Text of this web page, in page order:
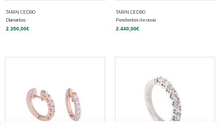
TARIN CEDRO
Diamantes
2.350,00€
TARIN CEDRO
Pendientes de novia
2.440,00€